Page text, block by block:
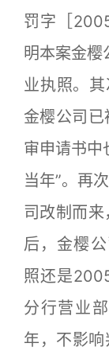
罚字［
明本案金
业执照。
金樱公司
审申请书中
当年”。再
司改制而
后，金樱
照还是
分行营业
年，不影